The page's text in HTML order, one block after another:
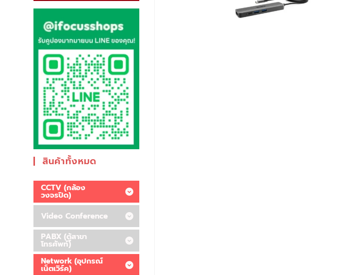
สินค้าทั้งหมด
CCTV (กล้อง
วงจรปิด)
Video Conference
PABX (ตู้สาขา
โทรศัพท์)
Network (อุปกรณ์
เน็ตเวิร์ค)